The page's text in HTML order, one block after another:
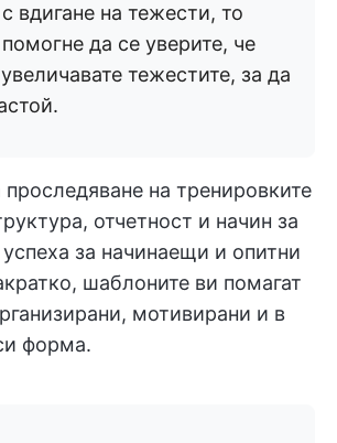
вдигане на тежести, то
да се уверите, че
тежестите, за да
на тренировките
отчетност и начин за
за начинаещи и опитни
шаблоните ви помагат
мотивирани и в
форма.